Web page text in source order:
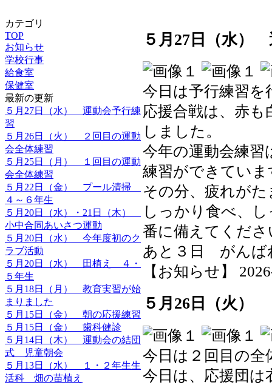
カテゴリ
TOP
お知らせ
学校行事
給食室
保健室
最新の更新
５月27日（水） 運動会予行練
習
５月26日（火） ２回目の運動
会全体練習
５月25日（月） １回目の運動
会全体練習
５月22日（金） プール清掃
４～６年生
５月20日（水）・21日（木）
小中合同あいさつ運動
５月20日（水） 今年度初のク
ラブ活動
５月20日（水） 田植え ４・
５年生
５月18日（月） 教育実習が始
まりました
５月15日（金） 朝の応援練習
５月15日（金） 歯科健診
５月14日（木） 運動会の結団
式 児童朝会
５月13日（水） １・２年生生
活科 畑の苗植え
５月27日（水）
今日は予行練習を
応援合戦は、赤
しました。
今年の運動会練
練習ができていま
その分、疲れが
しっかり食べ、
番に備えてくださ
あと３日 がん
【お知らせ】
５月26日（火）
今日は２回目の全
今日は、応援団は